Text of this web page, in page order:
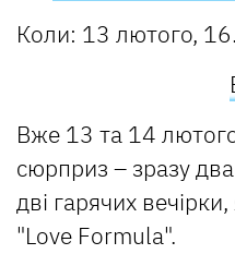
Коли: 13 лютого,
Вже 13 та 14
сюрприз – зразу
дві гарячих
"Love Formula".